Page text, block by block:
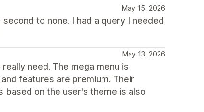
May 15, 2026
to none. I had a query I needed
May 13, 2026
need. The mega menu is
features are premium. Their
on the user's theme is also